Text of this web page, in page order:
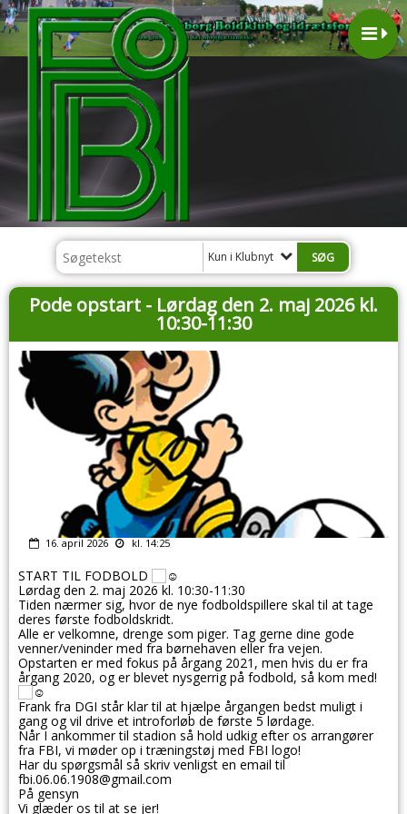
Kun i Klubnyt
Pode opstart - Lørdag den 2. maj 2026 kl.
10:30-11:30
16. april 2026 kl. 14:25
START TIL FODBOLD
Lørdag den 2. maj 2026 kl. 10:30-11:30
Tiden nærmer sig, hvor de nye fodboldspillere skal til at tage
deres første fodboldskridt.
Alle er velkomne, drenge som piger. Tag gerne dine gode
venner/veninder med fra børnehaven eller fra vejen.
Opstarten er med fokus på årgang 2021, men hvis du er fra
årgang 2020, og er blevet nysgerrig på fodbold, så kom med!
Frank fra DGI står klar til at hjælpe årgangen bedst muligt i
gang og vil drive et introforløb de første 5 lørdage.
Når I ankommer til stadion så hold udkig efter os arrangører
fra FBI, vi møder op i træningstøj med FBI logo!
Har du spørgsmål så skriv venligst en email til
fbi.06.06.1908@gmail.com
På gensyn
Vi glæder os til at se jer!